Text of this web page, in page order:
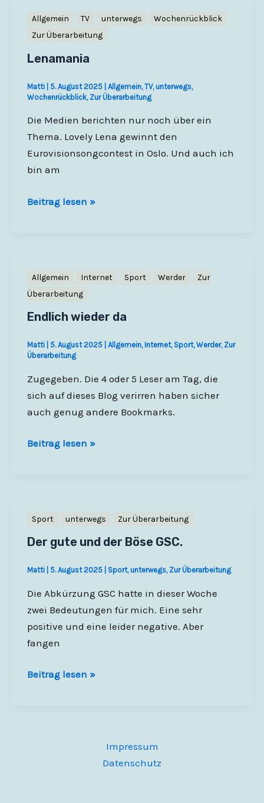
Allgemein TV unterwegs
Wochenrückblick
Zur Überarbeitung
Lenamania
Matti 5. August 2025 Allgemein, TV, unterwegs,
Wochenrückblick, Zur Überarbeitung
Die Medien berichten nur noch über ein
Thema. Lovely Lena gewinnt den
Eurovisionsongcontest in Oslo. Und auch ich
bin am
Lenamania
Beitrag lesen »
Allgemein Internet Sport Werder
Zur
Überarbeitung
Endlich wieder da
Matti 5. August 2025 Allgemein, Internet, Sport,Werder, Zur
Überarbeitung
Zugegeben. Die 4 oder 5 Leser am Tag, die
sich auf dieses Blog verirren haben sicher
auch genug andere Bookmarks.
Endlich
Beitrag lesen »
Sport unterwegs Zur Überarbeitung
Der gute und der Böse GSC.
Matti 5. August 2025 Sport, unterwegs, Zur Überarbeitung
Die Abkürzung GSC hatte in dieser Woche
zwei Bedeutungen für mich. Eine sehr
positive und eine leider negative. Aber
fangen
Der
Beitrag lesen »
Impressum
Datenschutz